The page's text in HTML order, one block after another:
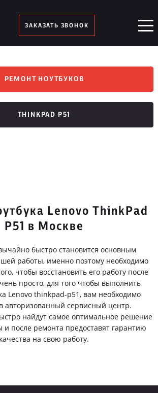
ЗАКАЗАТЬ ЗВОНОК
РЕМОНТ НОУТБУКОВ
THINKPAD P51
Lenovo ThinkPad
P51 в Москве
быстро становится основным
работы, именно поэтому необходимо
чтобы восстановить его работу после
просто, для того чтобы выполнить
Lenovo thinkpad-p51, вам необходимо
авторизованный сервисный центр.
найдут самое оптимальное решение
после ремонта предоставят гарантию
качества на свою работу.